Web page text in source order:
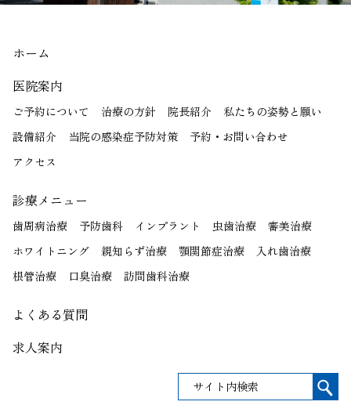
ホーム
医院案内
ご予約について 治療の方針 院長紹介
私たちの姿勢と願い
設備紹介
当院の感染症予防対策
予約・お問い合わせ
アクセス
診療メニュー
歯周病治療 予防歯科 インプラント 虫歯治療
審美治療
ホワイトニング
親知らず治療 顎関節症治療
入れ歯治療
根管治療
口臭治療 訪問歯科治療
よくある質問
求人案内